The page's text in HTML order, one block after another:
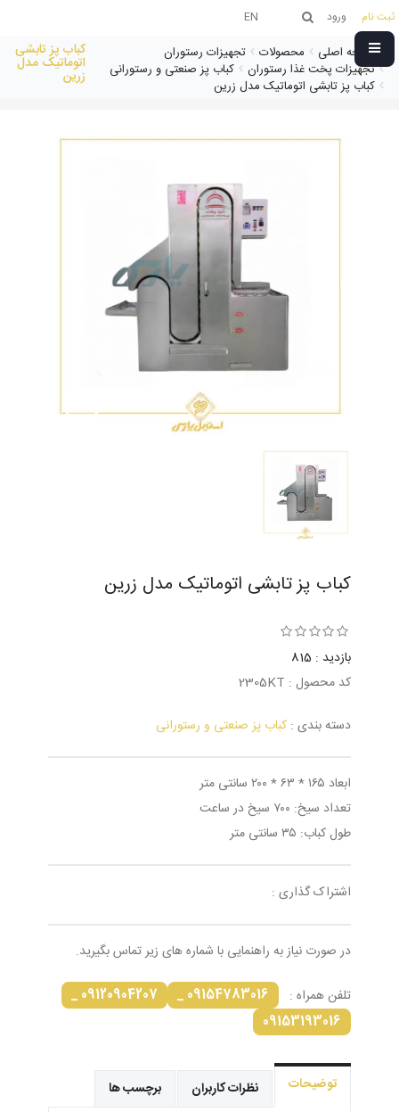
ثبت نام ورود EN
صفحه اصلی محصولات
تجهیزات رستوران
تجهیزات پخت غذا رستوران
کباب پز صنعتی و رستورانی
کباب پز تابشی اتوماتیک مدل زرین
کباب پز تابشی
اتوماتیک مدل
زرین
کباب پز تابشی اتوماتیک مدل زرین
بازدید : 815
کد محصول : 2305KT
دسته بندی : کباب پز صنعتی و رستورانی
ابعاد ۱۶۵ * ۶۳ * ۲۰۰ سانتی متر
تعداد سیخ: ۷۰۰ سیخ در ساعت
طول کباب: ۳۵ سانتی متر
اشتراک گذاری :
در صورت نیاز به راهنمایی با شماره های زیر تماس بگیرید.
تلفن همراه : 09154783016 _
09120904207 _
09153193016
توضیحات نظرات کاربران برچسب ها